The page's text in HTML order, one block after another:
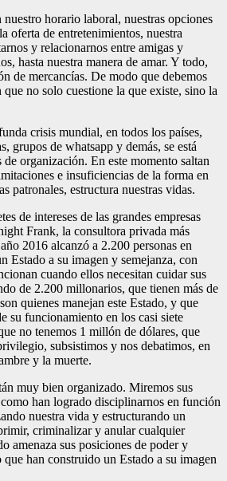
horario laboral, nuestras opciones
oferta de entretenimientos, nuestra
y relacionarnos entre amigas y
hasta nuestra manera de amar. Y todo,
de mercancías. De modo que debemos
no solo cuestione la que existe, sino la
crisis mundial, en todos los países,
grupos de whatsapp y demás, se está
organización. En este momento saltan
e insuficiencias de la forma en
patronales, estructura nuestras vidas.
de intereses de las grandes empresas
Frank, la consulto­ra privada más
2016 alcanzó a 2.200 personas en
Estado a su imagen y semejanza, con
cuando ellos necesitan cuidar sus
de 2.200 millonarios, que tienen más de
quienes manejan este Estado, y que
su funcionamiento en los casi siete
no tenemos 1 millón de dólares, que
subsistimos y nos debatimos, en
y la muerte.
muy bien organizado. Miremos sus
han logrado disciplinarnos en función
nuestra vida y estructurando un
criminalizar y anular cualquier
amenaza sus posiciones de poder y
han construido un Estado a su imagen